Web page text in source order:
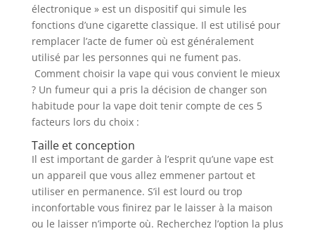
électronique » est un dispositif qui simule les
fonctions d’une cigarette classique. Il est utilisé pour
remplacer l’acte de fumer où est généralement
utilisé par les personnes qui ne fument pas.
Comment choisir la vape qui vous convient le mieux
? Un fumeur qui a pris la décision de changer son
habitude pour la vape doit tenir compte de ces 5
facteurs lors du choix :
Taille et conception
Il est important de garder à l’esprit qu’une vape est
un appareil que vous allez emmener partout et
utiliser en permanence. S’il est lourd ou trop
inconfortable vous finirez par le laisser à la maison
ou le laisser n’importe où. Recherchez l’option la plus